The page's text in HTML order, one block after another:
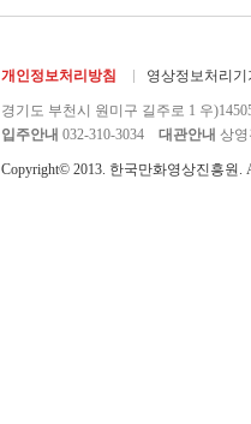
개인정보처리방침 영상정보처리기
경기도 부천시 원미구 길주로 1 우
입주안내 032-310-3034 대관안내 상영
Copyright© 2013. 한국만화영상진흥원.